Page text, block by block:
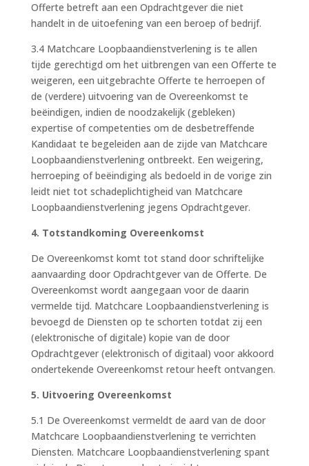
Offerte betreft aan een Opdrachtgever die niet
handelt in de uitoefening van een beroep of bedrijf.
3.4 Matchcare Loopbaandienstverlening is te allen
tijde gerechtigd om het uitbrengen van een Offerte te
weigeren, een uitgebrachte Offerte te herroepen of
de (verdere) uitvoering van de Overeenkomst te
beëindigen, indien de noodzakelijk (gebleken)
expertise of competenties om de desbetreffende
Kandidaat te begeleiden aan de zijde van Matchcare
Loopbaandienstverlening ontbreekt. Een weigering,
herroeping of beëindiging als bedoeld in de vorige zin
leidt niet tot schadeplichtigheid van Matchcare
Loopbaandienstverlening jegens Opdrachtgever.
4. Totstandkoming Overeenkomst
De Overeenkomst komt tot stand door schriftelijke
aanvaarding door Opdrachtgever van de Offerte. De
Overeenkomst wordt aangegaan voor de daarin
vermelde tijd. Matchcare Loopbaandienstverlening is
bevoegd de Diensten op te schorten totdat zij een
(elektronische of digitale) kopie van de door
Opdrachtgever (elektronisch of digitaal) voor akkoord
ondertekende Overeenkomst retour heeft ontvangen.
5. Uitvoering Overeenkomst
5.1 De Overeenkomst vermeldt de aard van de door
Matchcare Loopbaandienstverlening te verrichten
Diensten. Matchcare Loopbaandienstverlening spant